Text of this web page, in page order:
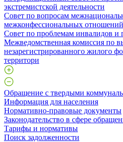
экстремистской деятельности
Совет по вопросам
межконфессиональных отношений
Совет по проблемам инвалидов и
Межведомственная комиссия по
незарегистрированного жилого
территори
Обращение с твердыми
Информация для населения
Нормативно-правовые документы
Законодательство в сфере
Тарифы и нормативы
Поиск задолженности